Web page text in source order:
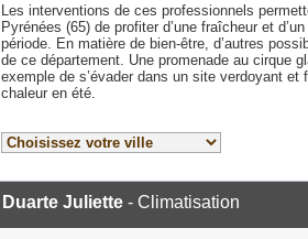
Les interventions de ces professionnels
Pyrénées (65) de profiter d’une fraîcheur et
période. En matière de bien-être, d’autres
de ce département. Une promenade au cirque
exemple de s’évader dans un site verdoyant
chaleur en été.
Duarte Juliette - Climatisation